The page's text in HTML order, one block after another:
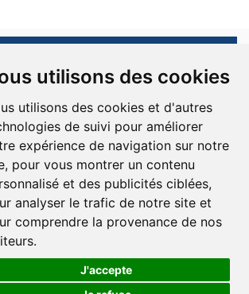
utilisons des cookies
utilisons des cookies et d'autres
de suivi pour améliorer
expérience de navigation sur notre
pour vous montrer un contenu
et des publicités ciblées,
analyser le trafic de notre site et
comprendre la provenance de nos
J'accepte
Tous les droits sont réservés.
Newsletter